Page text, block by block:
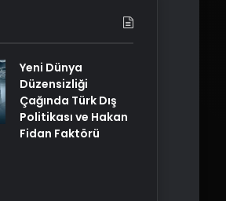
Yeni Dünya
Düzensizliği
Çağında Türk Dış
Politikası ve Hakan
Fidan Faktörü